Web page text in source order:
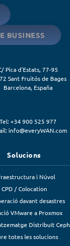
BUSINESS
Pica d'Estats, 77-95
Sant Fruitós de Bages
Barcelona, España
Tel: +34 900 525 977
info@everyWAN.com
Solucions
i Núvol
CPD / Colocation
davant desastres
VMware a Proxmox
Distribuït Ceph
totes les solucions